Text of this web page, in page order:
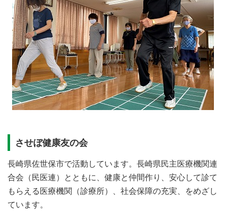
させぼ健康友の会
長崎県佐世保市で活動しています。長崎県民主医療機関連
合会（民医連）とともに、健康と仲間作り、安心して診て
もらえる医療機関（診療所）、社会保障の充実、をめざし
ています。